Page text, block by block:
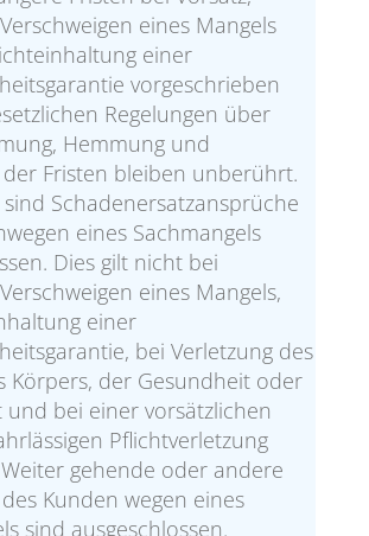
eines Mangels
einer
vorgeschrieben
Regelungen über
Hemmung und
Fristen bleiben unberührt.
Schadenersatzansprüche
eines Sachmangels
Dies gilt nicht bei
eines Mangels,
einer
bei Verletzung des
Körpers, der Gesundheit oder
und bei einer vorsätzlichen
Pflichtverletzung
gehende oder andere
Kunden wegen eines
sind ausgeschlossen.